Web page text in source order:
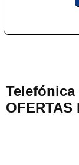
OFERTAS